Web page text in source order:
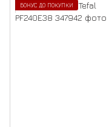
БОНУС ДО ПОКУПКИ